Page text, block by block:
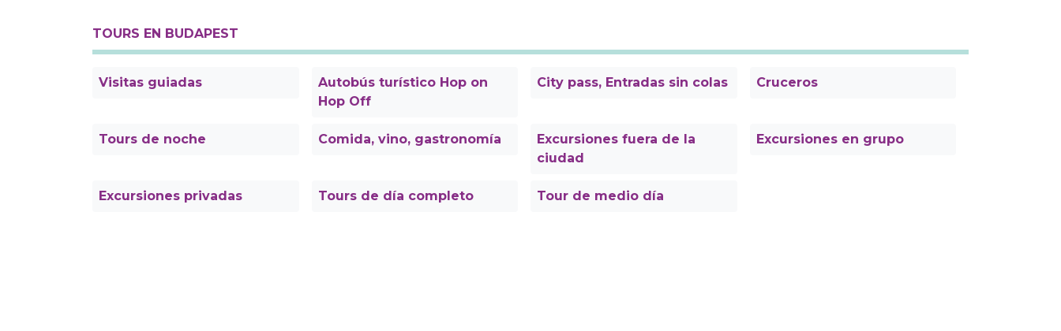
TOURS EN BUDAPEST
Visitas guiadas
Autobús turístico Hop on
Hop Off
City pass, Entradas sin colas Cruceros
Tours de noche Comida, vino, gastronomía
Excursiones fuera de la
ciudad
Excursiones en grupo
Excursiones privadas Tours de día completo Tour de medio día